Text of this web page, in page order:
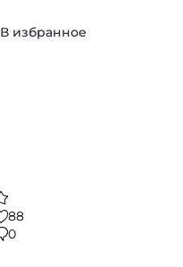
В избранное
88
0